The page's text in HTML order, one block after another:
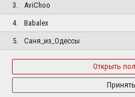
3.
AviChoo
4.
Babalex
5.
Саня_из_Одессы
Открыть